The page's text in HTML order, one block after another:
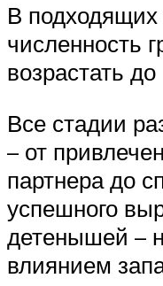
В подходящих
численность
возрастать
Все стадии
– от
партнера до
успешного
детенышей –
влиянием